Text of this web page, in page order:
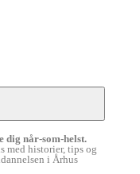
dig når-som-helst.
med historier, tips og
i Århus